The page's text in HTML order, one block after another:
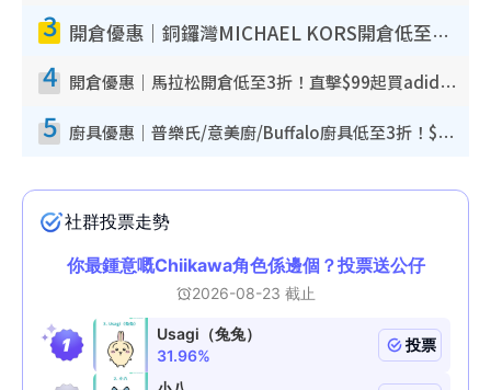
3 開倉優惠｜銅鑼灣MICHAEL KORS開倉低至17折！直擊$500起買手袋/銀包/鞋款 必買經典Jet Set系列
4 開倉優惠｜馬拉松開倉低至3折！直擊$99起買adidas／New Balance／Puma鞋款 STANLEY保溫杯劈價至$119起
5 廚具優惠｜普樂氏/意美廚/Buffalo廚具低至3折！$89起買煎鍋／炒鑊／個人鍋 同場小家電激減至$99起